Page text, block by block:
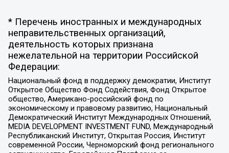
* Перечень иностранных и международных
неправительственных организаций,
деятельность которых признана
нежелательной на территории Российской
Федерации:
Национальный фонд в поддержку демократии, Институт
Открытое Общество Фонд Содействия, Фонд Открытое
общество, Американо-российский фонд по
экономическому и правовому развитию, Национальный
Демократический Институт Международных Отношений,
MEDIA DEVELOPMENT INVESTMENT FUND, Международный
Республиканский Институт, Открытая Россия, Институт
современной России, Черноморский фонд регионального